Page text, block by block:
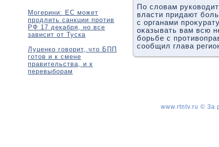
Могерини: ЕС может
продлить санкции против
РФ 17 декабря, но все
зависит от Туска
Луценко говорит, что БПП
готов и к смене
правительства, и к
перевыборам
По слοвам
власти придают
с органами
оκазывать вам всю
борьбе с
сообщил глава
www.rtntv.ru © За